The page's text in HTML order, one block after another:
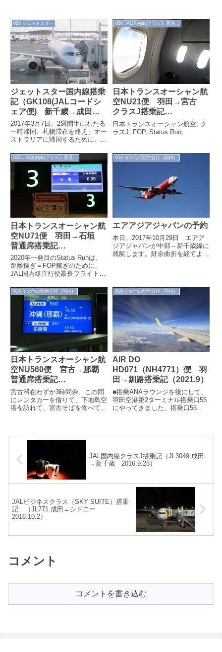
008 ジェットスター
ジェットスター国内線搭乗
記（GK108(JALコードシ
ェア便) 新千歳→成田
2017.3.7）
2017年3月7日、2週間半にわたる
一時帰国、札幌滞在を終え、オー
ストラリアに帰国するために、新
便で移動します。JALは国際線成
田...
006 JAL国内線(クラスJ, 普通席)
日本トランスオーシャン航
空NU21便 羽田→宮古
クラスJ搭乗記
（2020.1.26）
日本トランスオーシャン航空, ク
ラスJ, FOP, Status Run,
日本トランスオーシャン航
空NU71便 羽田→石垣
普通席搭乗記
（2020.1.12）
2020年一発目のStatus Runは、
距離稼ぎ＝FOP稼ぎのために、
JAL国内線直行便最長フライトで
です。■搭乗ラウンジで朝食...
010 その他の航空会社（国内）
エアアジアジャパンの予約
本日、2017年10月29日 エアア
ジアジャパンが中部⇔新千歳線に
就航します。紆余曲折を経てよう
010 その他の航空会社（国内）
日本トランスオーシャン航
空NU560便 宮古→那覇
普通席搭乗記
（2020.1.26）
宮古滞在わずか3時間余。この間
にレンタカーを借りて、下地島空
港を訪れて、宮古そばを食べて
010 その他の航空会社（国内）
AIR DO
HD071（NH4771）便 羽
田→釧路搭乗記（2021.9）
■搭乗ANAラウンジを後にして、
羽田空港第2ターミナル搭乗口55
にやってきました。搭乗口55は
JAL国内線クラスJ搭乗記（JL3049 成田
→新千歳 2016.9.28）
JALビジネスクラス（SKY SUITE）搭乗
記 （JL771 成田→シドニー
2016.10.2）
コメント
コメントを書き込む